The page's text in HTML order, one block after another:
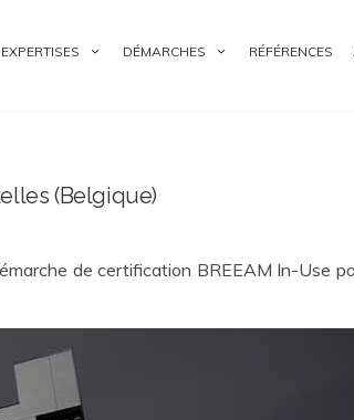
EXPERTISES DÉMARCHES RÉFÉRENCES
(Belgique)
de certification BREEAM In-Use